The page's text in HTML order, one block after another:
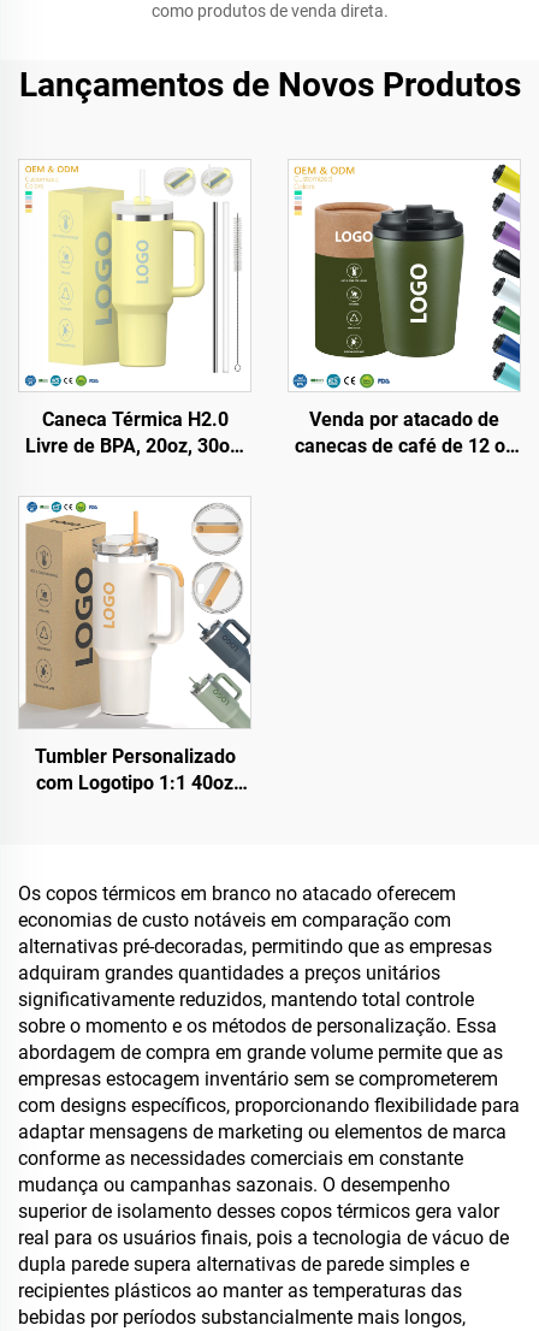
como produtos de venda direta.
Lançamentos de Novos Produtos
Caneca Térmica H2.0
Livre de BPA, 20oz, 30oz,
Tampa com 3 Posições
para Viagem, Copo de Aço
Inoxidável Isolado
Venda por atacado de
canecas de café de 12 oz
Tumbler Personalizado
com Logotipo 1:1 40oz
Namorados e Camping
Os copos térmicos em branco no atacado oferecem
economias de custo notáveis em comparação com
alternativas pré-decoradas, permitindo que as empresas
adquiram grandes quantidades a preços unitários
significativamente reduzidos, mantendo total controle
sobre o momento e os métodos de personalização. Essa
abordagem de compra em grande volume permite que as
empresas estocagem inventário sem se comprometerem
com designs específicos, proporcionando flexibilidade para
adaptar mensagens de marketing ou elementos de marca
conforme as necessidades comerciais em constante
mudança ou campanhas sazonais. O desempenho
superior de isolamento desses copos térmicos gera valor
real para os usuários finais, pois a tecnologia de vácuo de
dupla parede supera alternativas de parede simples e
recipientes plásticos ao manter as temperaturas das
bebidas por períodos substancialmente mais longos,